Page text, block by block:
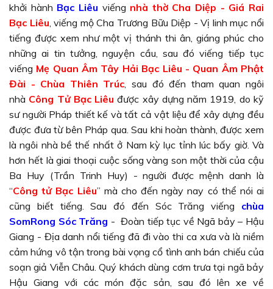
khởi hành Bạc Liêu viếng nhà thờ Cha Diệp - Giá Rai
Bạc Liêu , viếng mộ Cha Trương Bữu Diệp - Vị linh mục nổi
tiếng được xem như một vị thánh thi ân, giáng phúc cho
những ai tin tưởng, nguyện cầu, sau đó viếng tiếp tục
viếng Mẹ Quan Âm Tây Hải Bạc Liêu - Quan Âm Phật
Đài - Chùa Thiên Trúc , sau đó đến tham quan ngôi
nhà Công Tử Bạc Liêu được xây dựng năm 1919, do kỹ
sư người Pháp thiết kế và tất cả vật liệu để xây dựng đều
được đưa từ bên Pháp qua. Sau khi hoàn thành, được xem
là ngôi nhà bề thế nhất ở Nam kỳ lục tỉnh lúc bấy giờ. Và
hơn hết là giai thoại cuộc sống vàng son một thời của cậu
Ba Huy (Trần Trinh Huy) - người được mệnh danh là
“Công tử Bạc Liêu” mà cho đến ngày nay có thể nói ai
cũng biết tiếng. Sau đó đến Sóc Trăng viếng chùa
SomRong Sóc Trăng - Đoàn tiếp tục về Ngã bảy – Hậu
Giang - Địa danh nổi tiếng đã đi vào thi ca xưa và là niềm
cảm hứng vô tận trong bài vọng cổ tình anh bán chiếu của
soạn giả Viễn Châu. Quý khách dùng cơm trưa tại ngã bảy
Hậu Giang với các món đặc sản, sau đó lên xe về